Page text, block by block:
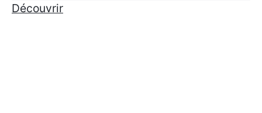
Découvrir